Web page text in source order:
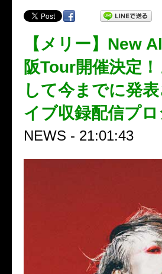
【メリー】New
阪Tour開催決定
して今までに発
イブ収録配信プ
NEWS - 21:01:43